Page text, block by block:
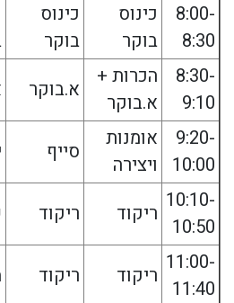
8:00-
8:30
כינוס
בוקר
כינוס
בוקר
8:30-
9:10
הכרות +
א.בוקר
א.בוקר
9:20-
10:00
אומנות
ויצירה
סייף
10:10-
10:50
ריקוד ריקוד
11:00-
11:40
ריקוד ריקוד